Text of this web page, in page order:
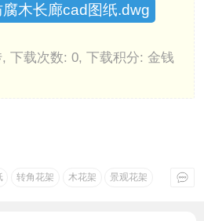
木长廊cad图纸.dwg
下载次数: 0, 下载积分: 金钱
转角花架 木花架 景观花架